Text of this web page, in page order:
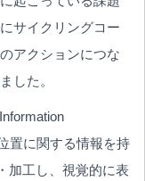
サイクリングコー
アクションにつな
した。
置に関する情報を持
加工し、視覚的に表